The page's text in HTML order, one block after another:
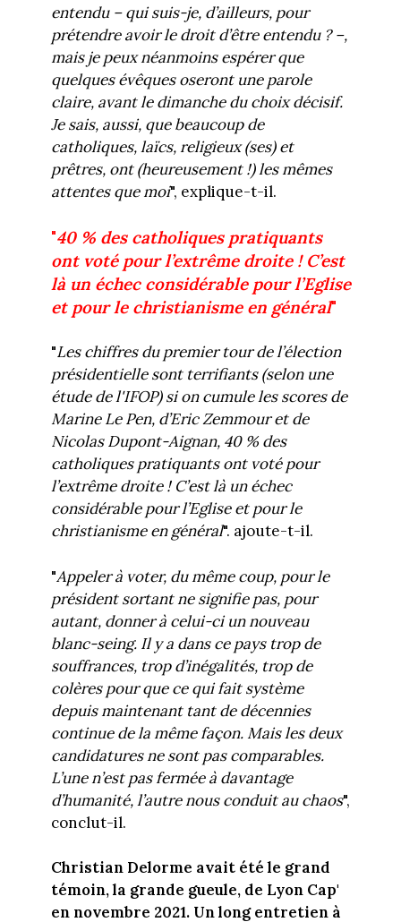
entendu – qui suis-je, d’ailleurs, pour
prétendre avoir le droit d’être entendu ? –,
mais je peux néanmoins espérer que
quelques évêques oseront une parole
claire, avant le dimanche du choix décisif.
Je sais, aussi, que beaucoup de
catholiques, laïcs, religieux (ses) et
prêtres, ont (heureusement !) les mêmes
attentes que moi", explique-t-il.
"40 % des catholiques pratiquants
ont voté pour l’extrême droite ! C’est
là un échec considérable pour l’Eglise
et pour le christianisme en général"
"Les chiffres du premier tour de l’élection
présidentielle sont terrifiants (selon une
étude de l'IFOP) si on cumule les scores de
Marine Le Pen, d’Eric Zemmour et de
Nicolas Dupont-Aignan, 40 % des
catholiques pratiquants ont voté pour
l’extrême droite ! C’est là un échec
considérable pour l’Eglise et pour le
christianisme en général". ajoute-t-il.
"Appeler à voter, du même coup, pour le
président sortant ne signifie pas, pour
autant, donner à celui-ci un nouveau
blanc-seing. Il y a dans ce pays trop de
souffrances, trop d’inégalités, trop de
colères pour que ce qui fait système
depuis maintenant tant de décennies
continue de la même façon. Mais les deux
candidatures ne sont pas comparables.
L’une n’est pas fermée à davantage
d’humanité, l’autre nous conduit au chaos",
conclut-il.
Christian Delorme avait été le grand
témoin, la grande gueule, de Lyon Cap'
en novembre 2021. Un long entretien à